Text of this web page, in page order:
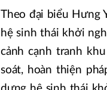
Theo đại biểu Hưng
hệ sinh thái khởi
cảnh cạnh tranh
soát, hoàn thiện